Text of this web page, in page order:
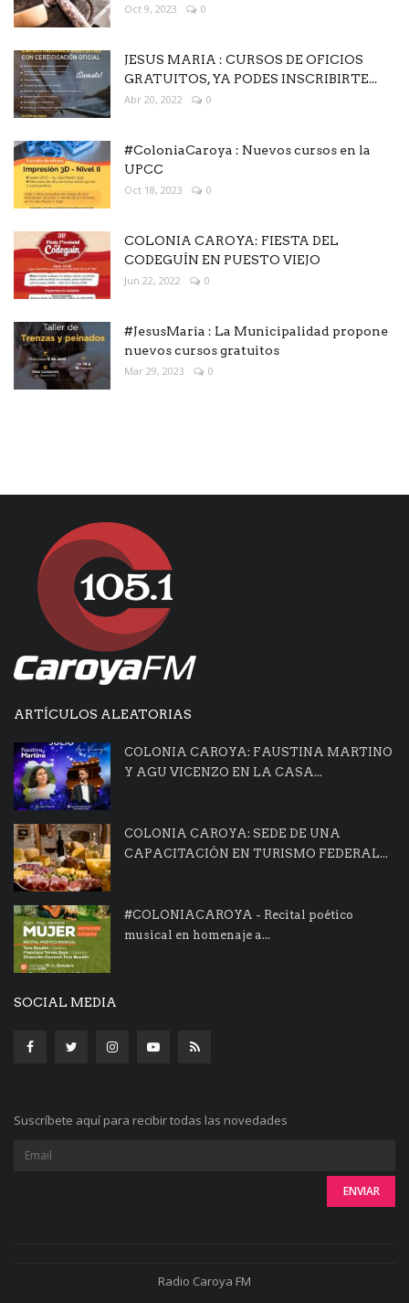
Oct 9, 2023 0
JESUS MARIA : CURSOS DE OFICIOS
GRATUITOS, YA PODES INSCRIBIRTE...
Abr 20, 2022 0
#ColoniaCaroya : Nuevos cursos en la
UPCC
Oct 18, 2023 0
COLONIA CAROYA: FIESTA DEL
CODEGUÍN EN PUESTO VIEJO
Jun 22, 2022 0
#JesusMaria : La Municipalidad propone
nuevos cursos gratuitos
Mar 29, 2023 0
ARTÍCULOS ALEATORIAS
COLONIA CAROYA: FAUSTINA MARTINO
Y AGU VICENZO EN LA CASA...
COLONIA CAROYA: SEDE DE UNA
CAPACITACIÓN EN TURISMO FEDERAL...
#COLONIACAROYA - Recital poético
musical en homenaje a...
SOCIAL MEDIA
Suscríbete aquí para recibir todas las novedades
Radio Caroya FM